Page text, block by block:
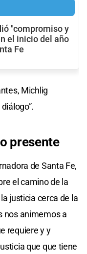
"compromiso y
el inicio del año
Fe
Michlig
presente
de Santa Fe,
el camino de la
justicia cerca de la
nos animemos a
requiere y y
que que tiene